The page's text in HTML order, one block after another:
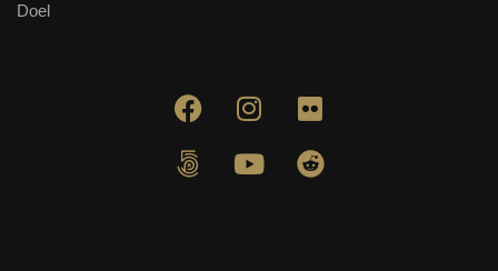
Doel